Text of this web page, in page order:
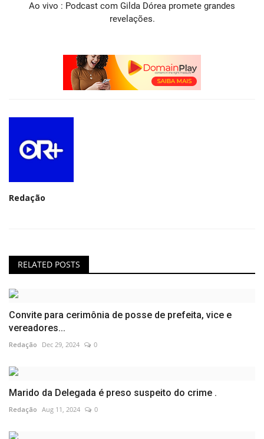
Ao vivo : Podcast com Gilda Dórea promete grandes
revelações.
Redação
RELATED POSTS
Convite para cerimônia de posse de prefeita, vice e
vereadores...
Redação Dec 29, 2024 0
Marido da Delegada é preso suspeito do crime .
Redação Aug 11, 2024 0